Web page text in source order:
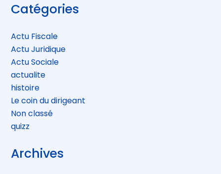
Blog
sidebar
Catégories
Actu Fiscale
Actu Juridique
Actu Sociale
actualite
histoire
Le coin du dirigeant
Non classé
quizz
Archives